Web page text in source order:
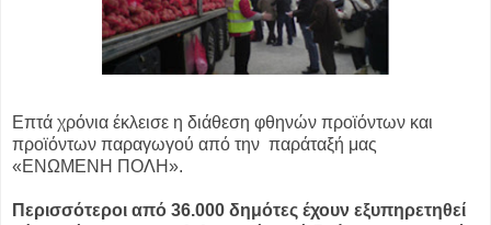
Eπτά χρόνια έκλεισε η διάθεση φθηνών προϊόντων και
προϊόντων παραγωγού από την παράταξή μας
«ΕΝΩΜΕΝΗ ΠΟΛΗ».
Περισσότεροι από 36.000 δημότες έχουν εξυπηρετηθεί